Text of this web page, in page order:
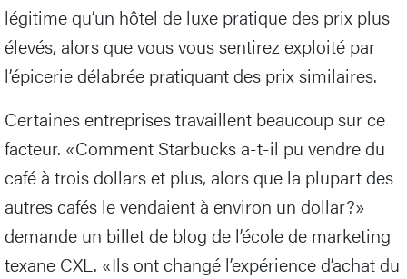
légitime qu’un hôtel de luxe pratique des prix plus
élevés, alors que vous vous sentirez exploité par
l’épicerie délabrée pratiquant des prix similaires.
Certaines entreprises travaillent beaucoup sur ce
facteur. «Comment Starbucks a-t-il pu vendre du
café à trois dollars et plus, alors que la plupart des
autres cafés le vendaient à environ un dollar?»
demande un billet de blog de l’école de marketing
texane CXL. «Ils ont changé l’expérience d’achat du